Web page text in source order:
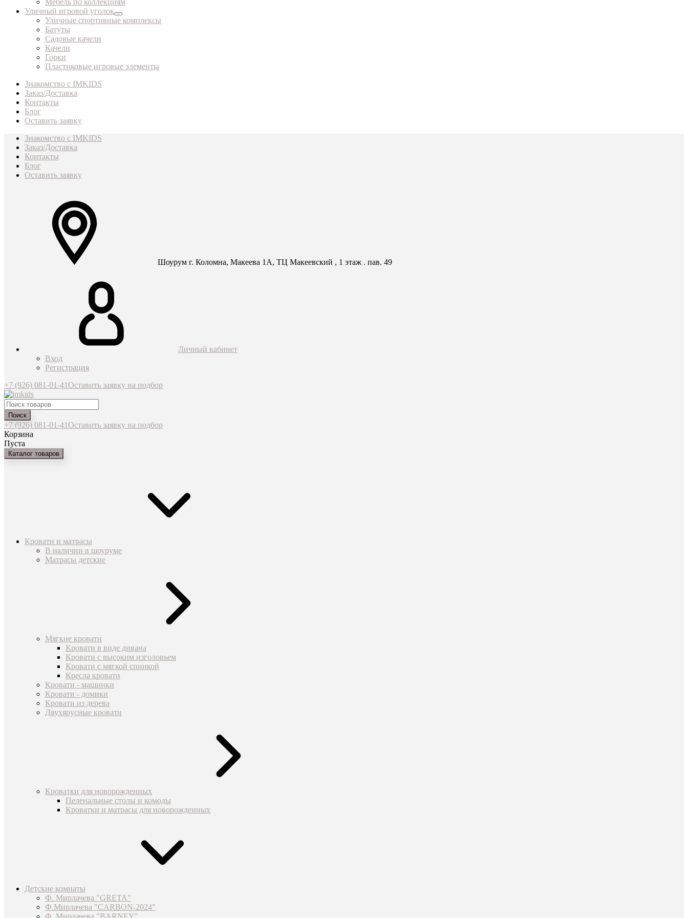
Мебель по коллекциям
Уличный игровой уголок
Уличные спортивные комплексы
Батуты
Садовые качели
Качели
Горки
Пластиковые игровые элементы
Знакомство с IMKIDS
Заказ/Доставка
Контакты
Блог
Оставить заявку
Знакомство с IMKIDS
Заказ/Доставка
Контакты
Блог
Оставить заявку
Шоурум г. Коломна, Макеева 1А, ТЦ Макеевский , 1 этаж . пав. 49
Личный кабинет
Вход
Регистрация
+7 (926) 081-01-41Оставить заявку на подбор
Поиск
+7 (926) 081-01-41Оставить заявку на подбор
Корзина
Пуста
Каталог товаров
Кровати и матрасы
В наличии в шоуруме
Матрасы детские
Мягкие кровати
Кровати в виде дивана
Кровати с высоким изголовьем
Кровати с мягкой спинкой
Кресла кровати
Кровати - машинки
Кровати - домики
Кровати из дерева
Двухярусные кровати
Кроватки для новорожденных
Пеленальные столы и комоды
Кроватки и матрасы для новорожденных
Детские комнаты
Ф. Мирлачева "GRETA"
Ф.Мирлачева "CARBON-2024"
Ф. Мирлачева "BARNEY"